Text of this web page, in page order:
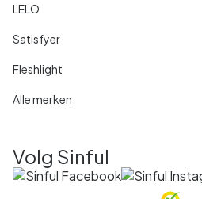
LELO
Satisfyer
Fleshlight
Alle merken
Volg Sinful